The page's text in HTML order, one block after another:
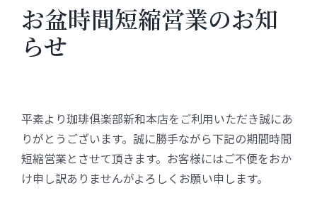
お知らせ
会社概要
珈琲豆・特選ギフト
お盆時間短縮営業のお知
らせ
平素より珈琲俱楽部新和本店をご利用いただき誠にあ
りがとうございます。誠に勝手ながら下記の期間時間
短縮営業とさせて頂きます。お客様にはご不便をおか
け申し訳ありませんがよろしくお願い申します。